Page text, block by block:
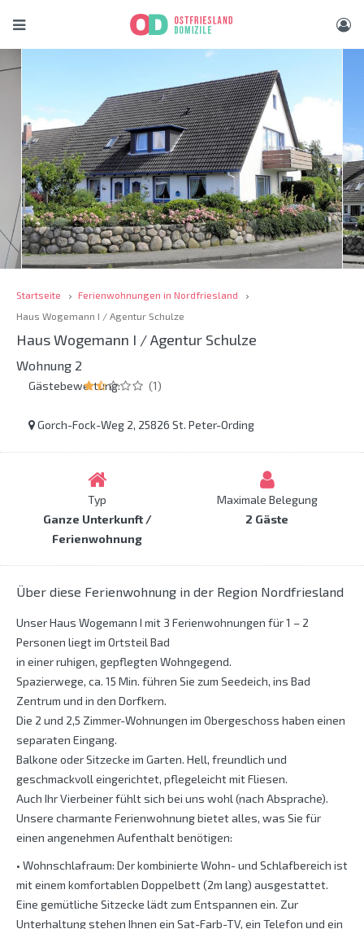
Startseite
Ferienwohnungen in Nordfriesland
Haus Wogemann I / Agentur Schulze
Haus Wogemann I / Agentur Schulze
Wohnung 2
Gästebewertung: (1)
Gorch-Fock-Weg 2, 25826 St. Peter-Ording
Typ
Ganze Unterkunft /
Ferienwohnung
Maximale Belegung
2 Gäste
Über diese Ferienwohnung in der Region Nordfriesland
Unser Haus Wogemann I mit 3 Ferienwohnungen für 1 – 2
Personen liegt im Ortsteil Bad
in einer ruhigen, gepflegten Wohngegend.
Spazierwege, ca. 15 Min. führen Sie zum Seedeich, ins Bad
Zentrum und in den Dorfkern.
Die 2 und 2,5 Zimmer-Wohnungen im Obergeschoss haben einen
separaten Eingang.
Balkone oder Sitzecke im Garten. Hell, freundlich und
geschmackvoll eingerichtet, pflegeleicht mit Fliesen.
Auch Ihr Vierbeiner fühlt sich bei uns wohl (nach Absprache).
Unsere charmante Ferienwohnung bietet alles, was Sie für
einen angenehmen Aufenthalt benötigen:
• Wohnschlafraum: Der kombinierte Wohn- und Schlafbereich ist
mit einem komfortablen Doppelbett (2m lang) ausgestattet.
Eine gemütliche Sitzecke lädt zum Entspannen ein. Zur
Unterhaltung stehen Ihnen ein Sat-Farb-TV, ein Telefon und ein